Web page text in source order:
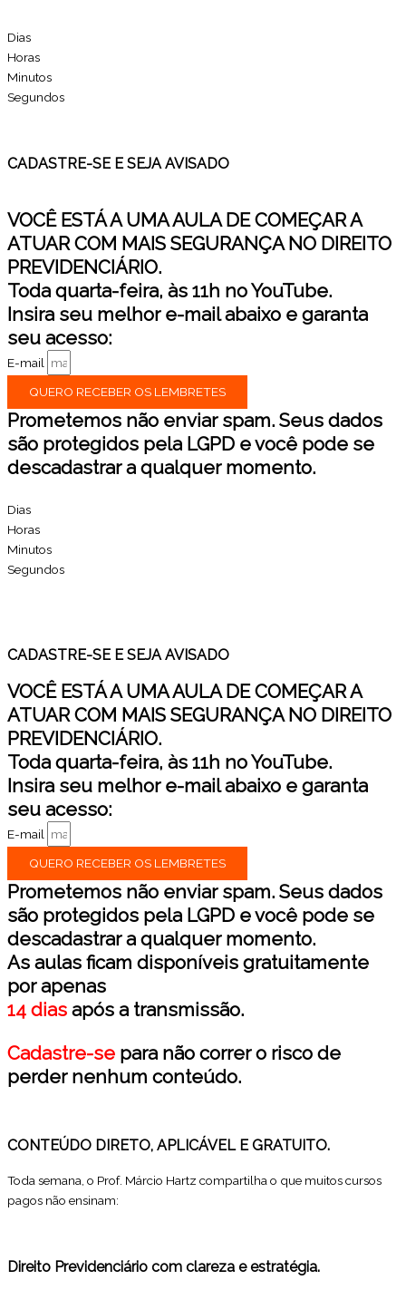
Dias
Horas
Minutos
Segundos
CADASTRE-SE E SEJA AVISADO
VOCÊ ESTÁ A UMA AULA DE COMEÇAR A
ATUAR COM MAIS SEGURANÇA NO DIREITO
PREVIDENCIÁRIO.
Toda quarta-feira, às 11h no YouTube.
Insira seu melhor e-mail abaixo e garanta
seu acesso:
E-mail
QUERO RECEBER OS LEMBRETES
Prometemos não enviar spam. Seus dados
são protegidos pela LGPD e você pode se
descadastrar a qualquer momento.
Dias
Horas
Minutos
Segundos
CADASTRE-SE E SEJA AVISADO
VOCÊ ESTÁ A UMA AULA DE COMEÇAR A
ATUAR COM MAIS SEGURANÇA NO DIREITO
PREVIDENCIÁRIO.
Toda quarta-feira, às 11h no YouTube.
Insira seu melhor e-mail abaixo e garanta
seu acesso:
E-mail
QUERO RECEBER OS LEMBRETES
Prometemos não enviar spam. Seus dados
são protegidos pela LGPD e você pode se
descadastrar a qualquer momento.
As aulas ficam disponíveis gratuitamente
por apenas
14 dias após a transmissão.
Cadastre-se para não correr o risco de
perder nenhum conteúdo.
CONTEÚDO DIRETO, APLICÁVEL E GRATUITO.
Toda semana, o Prof. Márcio Hartz compartilha o que muitos cursos
pagos não ensinam:
Direito Previdenciário com clareza e estratégia.